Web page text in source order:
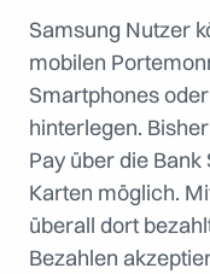
Samsung Nutzer
mobilen
Smartphones
hinterlegen.
Pay über die
Karten möglich.
überall dort
Bezahlen